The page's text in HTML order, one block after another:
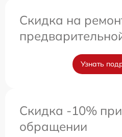
Скидка на
Узнать
Скидка -10%
обращении